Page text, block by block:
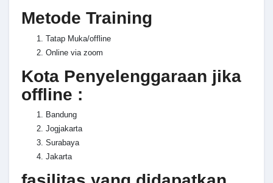
Metode Training
Tatap Muka/offline
Online via zoom
Kota Penyelenggaraan jika
offline :
Bandung
Jogjakarta
Surabaya
Jakarta